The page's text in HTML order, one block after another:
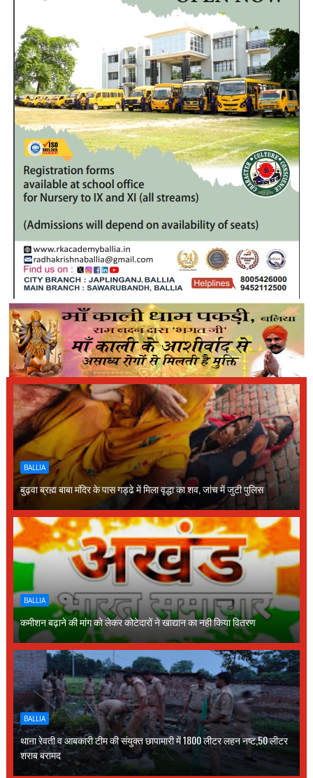
BALLIA
बुढ़वा ब्रह्म बाबा मंदिर के पास गड्ढे में मिला वृद्धा का शव, जांच में जुटी पुलिस
BALLIA
कमीशन बढ़ाने की मांग को लेकर कोटेदारों ने खाद्यान का नही किया वितरण
BALLIA
थाना रेवती व आबकारी टीम की संयुक्त छापामारी में 1800 लीटर लहन नष्ट,50 लीटर
शराब बरामद